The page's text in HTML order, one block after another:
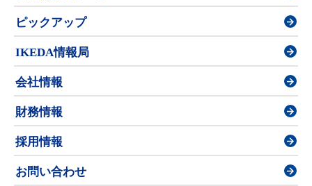
ピックアップ
IKEDA情報局
会社情報
財務情報
採用情報
お問い合わせ